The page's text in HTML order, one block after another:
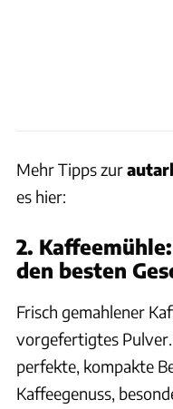
Mehr Tipps zur
es hier:
2.
den besten
Frisch gemahlener
vorgefertigtes
perfekte, kompakte
Kaffeegenuss,